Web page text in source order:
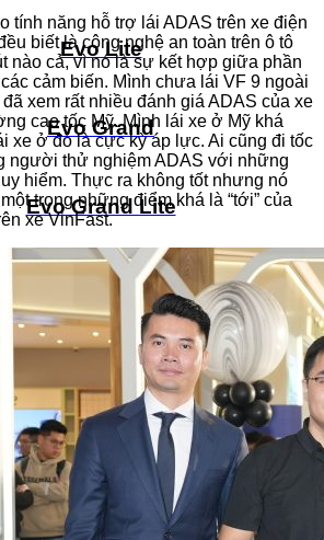
Evo Lite
Evo Grand
Evo Grand Lite
Evo Lite Neo
Flazz Max
ZGoo
tính năng hỗ trợ lái ADAS trên xe điện
biết là công nghệ an toàn trên ô tô
nào cả, vì nó là sự kết hợp giữa phần
cảm biến. Mình chưa lái VF 9 ngoài
xem rất nhiều đánh giá ADAS của xe
cao tốc Mỹ. Mình lái xe ở Mỹ khá
xe ở đó là cực kỳ áp lực. Ai cũng đi tốc
người thử nghiệm ADAS với những
hiểm. Thực ra không tốt nhưng nó
trong những điểm khá là “tới” của
xe VinFast.